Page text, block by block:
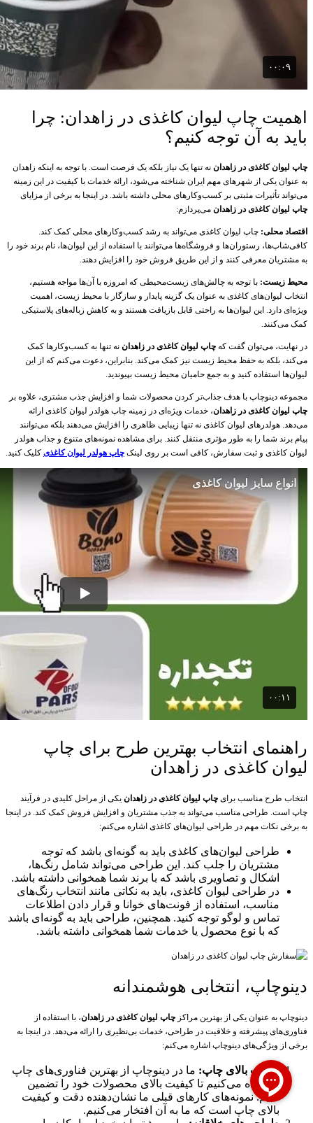
اهمیت چاپ لیوان کاغذی در زاهدان: چرا
باید به آن توجه کنیم؟
چاپ لیوان کاغذی در زاهدان نه تنها یک نیاز بلکه یک فرصت است. با توجه به اینکه زاهدان
به عنوان یکی از شهرهای مهم ایران شناخته می‌شود، ارائه خدمات با کیفیت در این زمینه
می‌تواند تأثیرات مثبتی بر کسب‌وکارهای محلی داشته باشد. در اینجا به برخی از مزایای
چاپ لیوان کاغذی در زاهدان می‌پردازم:
اقتصاد محلی: چاپ لیوان کاغذی می‌تواند به رشد کسب‌وکارهای محلی کمک کند.
کافی‌شاپ‌ها، رستوران‌ها و فروشگاه‌ها می‌توانند با استفاده از این لیوان‌ها، نام برند خود را
به مشتریان معرفی کنند و از این طریق فروش خود را افزایش دهند.
محیط زیست: با توجه به چالش‌های زیست‌محیطی که امروزه با آن‌ها مواجه هستیم،
انتخاب لیوان‌های کاغذی به عنوان یک گزینه پایدار و سازگار با محیط زیست، اهمیت
ویژه‌ای دارد. این لیوان‌ها به راحتی قابل بازیافت هستند و به کاهش زباله‌های پلاستیکی
کمک می‌کنند.
در نهایت، می‌توان گفت که چاپ لیوان کاغذی در زاهدان نه تنها به کسب‌وکارها کمک
می‌کند، بلکه به حفظ محیط زیست نیز کمک می‌کند. بنابراین، دعوت می‌کنم که از این
لیوان‌ها استفاده کنید و به جمع حامیان محیط زیست بپیوندید.
مجموعه دینوچاپ با هدف جذاب‌تر کردن محصولات شما و افزایش جذب مشتری، علاوه بر
چاپ لیوان کاغذی در زاهدان، خدمات ویژه‌ای در زمینه چاپ هولدر لیوان کاغذی ارائه
می‌دهد. هولدرهای لیوان کاغذی نه تنها زیبایی ظاهری را افزایش می‌دهند بلکه می‌توانند
پیام برند شما را به طور مؤثری منتقل کنند. برای مشاهده نمونه‌های متنوع و جذاب هولدر
لیوان کاغذی و ثبت سفارش، کافی است بر روی لینک چاپ هولدر لیوان کاغذی کلیک کنید.
راهنمای انتخاب بهترین طرح برای چاپ
لیوان کاغذی در زاهدان
انتخاب طرح مناسب برای چاپ لیوان کاغذی در زاهدان یکی از مراحل کلیدی در فرآیند
چاپ است. طراحی مناسب می‌تواند به جذب مشتریان و افزایش فروش کمک کند. در اینجا
به برخی نکات مهم در طراحی لیوان‌های کاغذی اشاره می‌کنم:
طراحی لیوان‌های کاغذی باید به گونه‌ای باشد که توجه
مشتریان را جلب کند. این طراحی می‌تواند شامل رنگ‌ها،
اشکال و تصاویری باشد که با برند شما همخوانی داشته باشد.
در طراحی لیوان کاغذی، باید به نکاتی مانند انتخاب رنگ‌های
مناسب، استفاده از فونت‌های خوانا و قرار دادن اطلاعات
تماس و لوگو توجه کنید. همچنین، طراحی باید به گونه‌ای باشد
که با نوع محصول یا خدمات شما همخوانی داشته باشد.
دینوچاپ، انتخابی هوشمندانه
دینوچاپ به عنوان یکی از بهترین مراکز چاپ لیوان کاغذی در زاهدان، با استفاده از
فناوری‌های پیشرفته و خلاقیت در طراحی، خدمات بی‌نظیری را ارائه می‌دهد. در اینجا به
برخی از ویژگی‌های دینوچاپ اشاره می‌کنم:
کیفیت بالای چاپ: ما در دینوچاپ از بهترین فناوری‌های چاپ
استفاده می‌کنیم تا کیفیت بالای محصولات خود را تضمین
کنیم. نمونه‌های کارهای قبلی ما نشان‌دهنده دقت و کیفیت
بالای چاپ است که ما به آن افتخار می‌کنیم.